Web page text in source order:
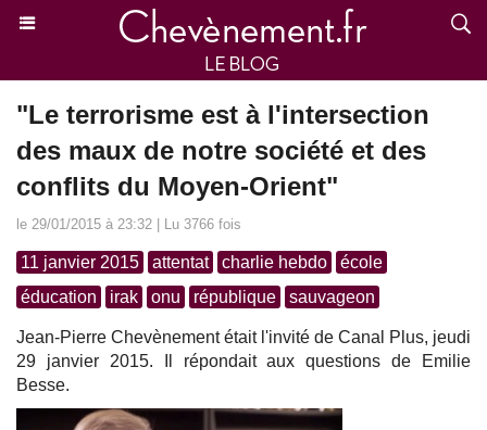
"Le terrorisme est à l'intersection
des maux de notre société et des
conflits du Moyen-Orient"
le 29/01/2015 à 23:32 | Lu 3766 fois
11 janvier 2015 attentat charlie hebdo
école
éducation
irak onu république sauvageon
Jean-Pierre Chevènement était l'invité de Canal Plus, jeudi
29 janvier 2015. Il répondait aux questions de Emilie
Besse.